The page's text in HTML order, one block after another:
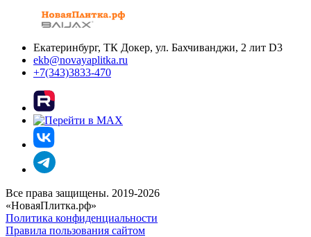
Екатеринбург, ТК Докер, ул. Бахчиванджи, 2 лит D3
ekb@novayaplitka.ru
+7(343)3833-470
Все права защищены. 2019-2026
«НоваяПлитка.рф»
Политика конфиденциальности
Правила пользования сайтом